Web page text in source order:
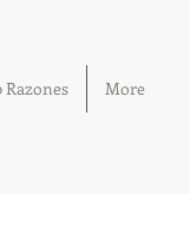
Razones More